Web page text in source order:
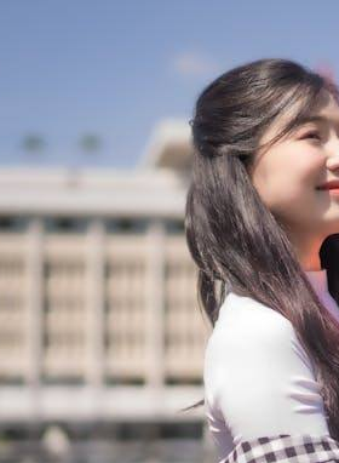
代语境下常被异化为对女性的单向道
、情感控制和人生选择干预。 被"孝
我边界模糊、长期内疚感、职业发
多重困境。 健康的亲子关系应建立
上，而非单方面的服从与牺牲。 识